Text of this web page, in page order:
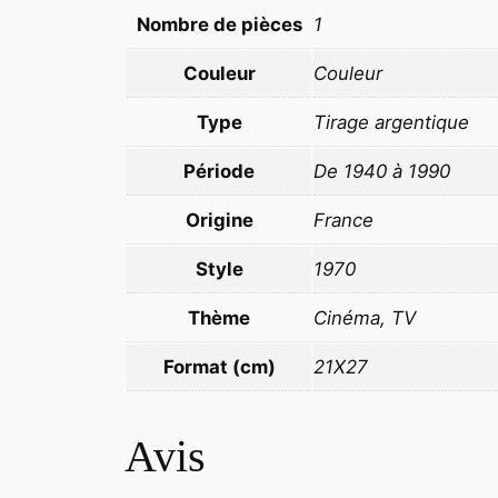
Nombre de pièces 1
Couleur Couleur
Type Tirage argentique
Période De 1940 à 1990
Origine France
Style 1970
Thème Cinéma, TV
Format (cm) 21X27
Avis